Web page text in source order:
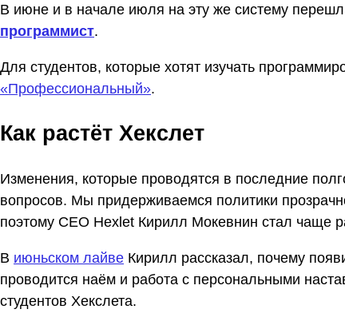
В июне и в начале июля на эту же систему
программист.
Для студентов, которые хотят изучать
«Профессиональный».
Как растёт Хекслет
Изменения, которые проводятся в последние
вопросов. Мы придерживаемся политики
поэтому CEO Hexlet Кирилл Мокевнин стал чаще
В июньском лайве Кирилл рассказал, почему
проводится наём и работа с персональными
студентов Хекслета.